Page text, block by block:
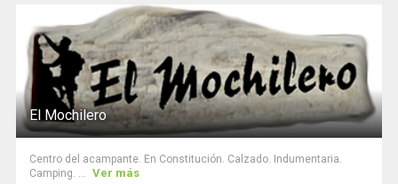
El Mochilero
Centro del acampante. En Constitución. Calzado. Indumentaria.
Camping. ... Ver más